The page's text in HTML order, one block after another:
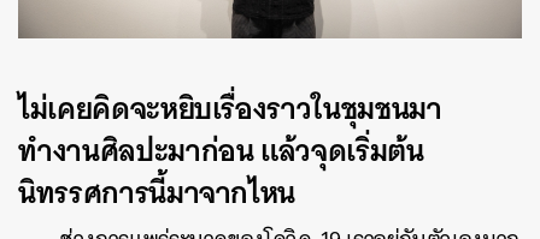
ไม่เคยคิดจะหยิบเรื่องราวในชุมชนมา
ทำงานศิลปะมาก่อน แล้วจุดเริ่มต้น
นิทรรศการนี้มาจากไหน